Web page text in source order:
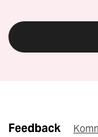
Feedback